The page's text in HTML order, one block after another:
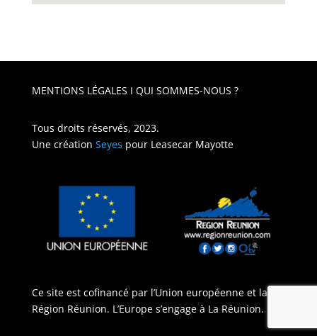
MENTIONS LÉGALES I QUI SOMMES-NOUS ?
Tous droits réservés, 2023.
Une création Seyes pour Leasecar Mayotte
Ce site est cofinancé par l’Union européenne et la
Région Réunion. L’Europe s’engage à La Réunion.